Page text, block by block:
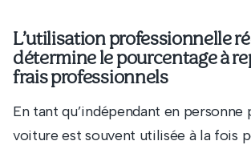
L’utilisation professionnelle
détermine le pourcentage à
frais professionnels
En tant qu’indépendant en personne
voiture est souvent utilisée à la fois